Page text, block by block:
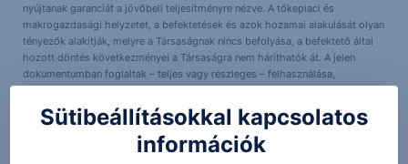
nyújtanak garanciát a jövőbeli teljesítményre nézve. A tőkepiaci és
makrogazdasági helyzetet, a befektetések és azok hozamai alakulását olyan
tényezők alakítják, melyre a Társaságnak nincs befolyása, a befektető által
hozott döntés következményei a Társaságra nem háríthatók át. A jelen
dokumentumban foglaltak – teljes vagy részleges – felhasználása,
előzetes írásos engedélyével lehetséges. A jelen dokumentumban foglaltak
kiadásuk időpontjában érvényesek. További részletek:Erste Market
Dokumentumok – Erste Marketoldalon, illetve a Társaság ügyletek előtti
hirdetményében .
Sütibeállításokkal kapcsolatos
információk